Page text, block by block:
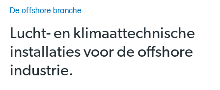
De offshore branche
Lucht- en klimaattechnische
installaties voor de offshore
industrie.